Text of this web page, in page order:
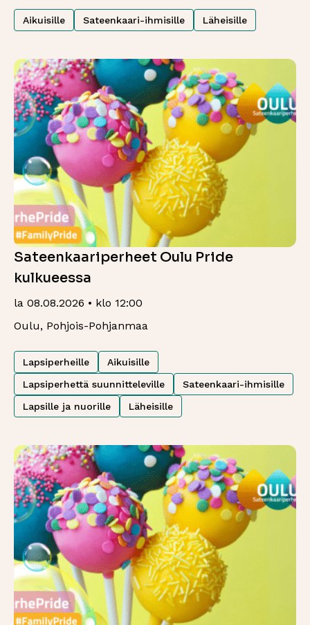
Aikuisille Sateenkaari-ihmisille Läheisille
Sateenkaariperheet Oulu Pride
kulkueessa
la 08.08.2026 • klo 12:00
Oulu, Pohjois-Pohjanmaa
Lapsiperheille
Aikuisille
Lapsiperhettä suunnitteleville
Sateenkaari-ihmisille
Lapsille ja nuorille
Läheisille